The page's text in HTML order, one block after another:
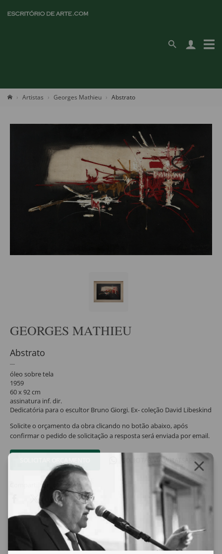
Artistas Georges Mathieu Abstrato
GEORGES MATHIEU
Abstrato
óleo sobre tela
1959
60 x 92 cm
assinatura inf. dir.
Dedicatória para o escultor Bruno Giorgi. Ex- coleção David Libeskind
Solicite o orçamento da obra clicando no botão abaixo, após
confirmar o pedido de solicitação a resposta será enviada por email.
SOLICITAR VIA WHATSAPP
Compartilhar